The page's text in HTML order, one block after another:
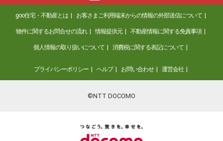
goo住宅・不動産とは お客さまご利用端末からの情報の外部送信について
物件に関するお問合せの流れ 情報提供元 不動産情報に関する免責事項
個人情報の取り扱いについて 消費税に関する表記について
プライバシーポリシー ヘルプ お問い合わせ 運営会社
©NTT DOCOMO